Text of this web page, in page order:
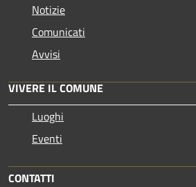
Notizie
Comunicati
Avvisi
VIVERE IL COMUNE
Luoghi
Eventi
CONTATTI